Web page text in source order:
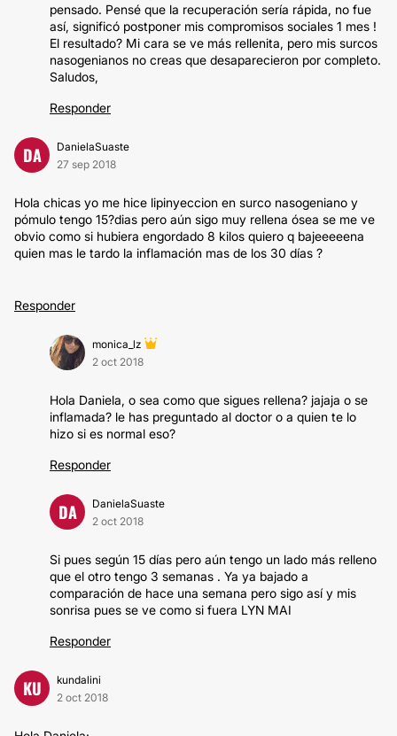
pensado. Pensé que la recuperación sería rápida, no fue
así, significó postponer mis compromisos sociales 1 mes !
El resultado? Mi cara se ve más rellenita, pero mis surcos
nasogenianos no creas que desaparecieron por completo.
Saludos,
Responder
DA
DanielaSuaste
27 sep 2018
Hola chicas yo me hice lipinyeccion en surco nasogeniano y
pómulo tengo 15?dias pero aún sigo muy rellena ósea se me ve
obvio como si hubiera engordado 8 kilos quiero q bajeeeeena
quien mas le tardo la inflamación mas de los 30 días ?
Responder
monica_lz
2 oct 2018
Hola Daniela, o sea como que sigues rellena? jajaja o se
inflamada? le has preguntado al doctor o a quien te lo
hizo si es normal eso?
Responder
DA
DanielaSuaste
2 oct 2018
Si pues según 15 días pero aún tengo un lado más relleno
que el otro tengo 3 semanas . Ya ya bajado a
comparación de hace una semana pero sigo así y mis
sonrisa pues se ve como si fuera LYN MAI
Responder
KU
kundalini
2 oct 2018